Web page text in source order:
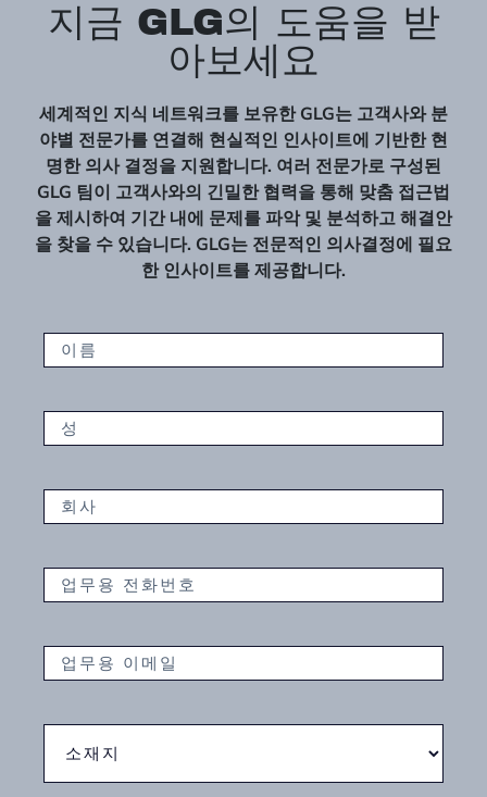
지금 GLG의 도움을 받
아보세요
세계적인 지식 네트워크를 보유한 GLG는 고객사와 분
야별 전문가를 연결해 현실적인 인사이트에 기반한 현
명한 의사 결정을 지원합니다. 여러 전문가로 구성된
GLG 팀이 고객사와의 긴밀한 협력을 통해 맞춤 접근법
을 제시하여 기간 내에 문제를 파악 및 분석하고 해결안
을 찾을 수 있습니다. GLG는 전문적인 의사결정에 필요
한 인사이트를 제공합니다.